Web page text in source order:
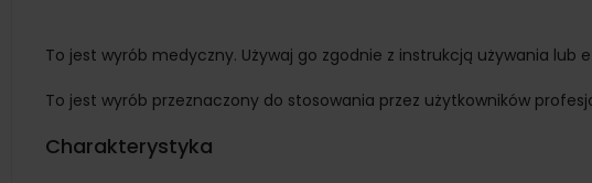
To jest wyrób medyczny. Używaj go zgodnie z instrukcją używania lub
To jest wyrób przeznaczony do stosowania przez użytkowników
Charakterystyka